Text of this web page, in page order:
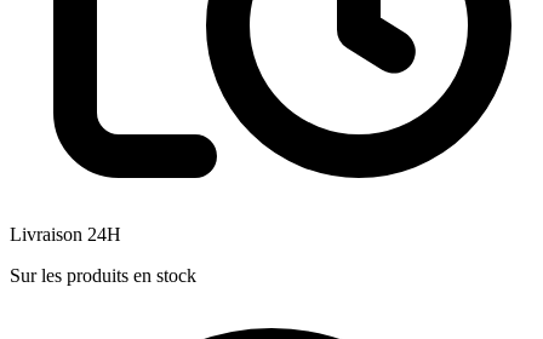
Livraison 24H
Sur les produits en stock